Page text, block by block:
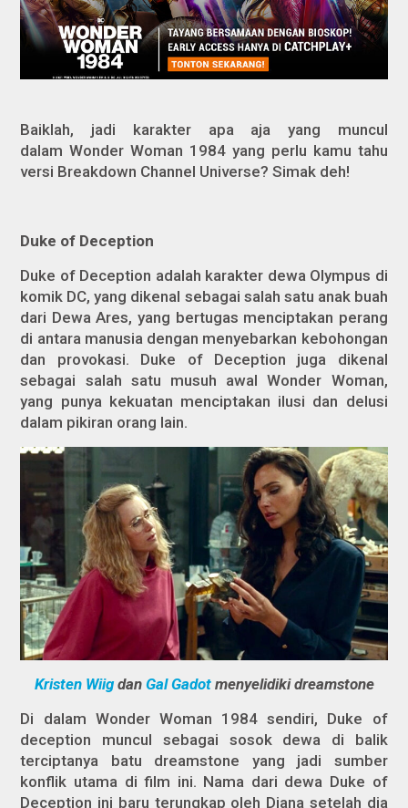
Baiklah, jadi karakter apa aja yang muncul
dalamWonder Woman 1984 yang perlu kamu tahu
versi Breakdown Channel Universe? Simak deh!
Duke of Deception
Duke of Deception adalah karakter dewa Olympus di
komik DC, yang dikenal sebagai salah satu anak buah
dari Dewa Ares, yang bertugas menciptakan perang
di antara manusia dengan menyebarkan kebohongan
dan provokasi. Duke of Deception juga dikenal
sebagai salah satu musuh awal Wonder Woman,
yang punya kekuatan menciptakan ilusi dan delusi
dalam pikiran orang lain.
Kristen Wiigdan Gal Gadotmenyelidiki dreamstone
Di dalam Wonder Woman 1984 sendiri, Duke of
deception muncul sebagai sosok dewa di balik
terciptanya batu dreamstone yang jadi sumber
konflik utama di film ini. Nama dari dewa Duke of
Deception ini baru terungkap oleh Diana setelah dia